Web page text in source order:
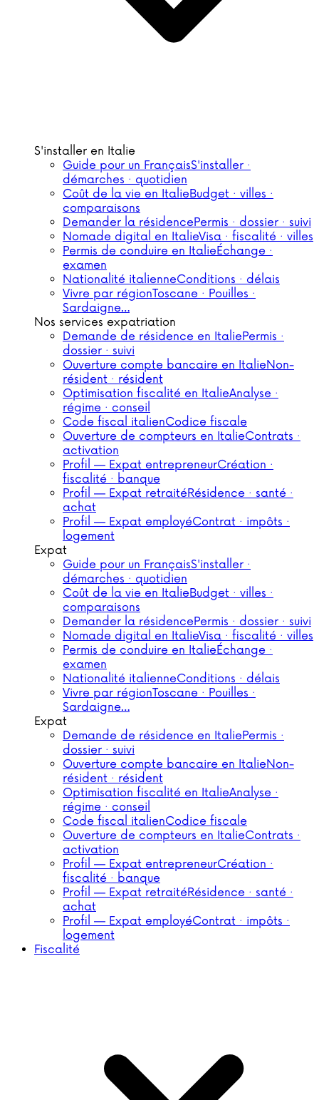
S'installer en Italie
Guide pour un FrançaisS'installer ·
démarches · quotidien
Coût de la vie en ItalieBudget · villes ·
comparaisons
Demander la résidencePermis · dossier · suivi
Nomade digital en ItalieVisa · fiscalité · villes
Permis de conduire en ItalieÉchange ·
examen
Nationalité italienneConditions · délais
Vivre par régionToscane · Pouilles ·
Sardaigne…
Nos services expatriation
Demande de résidence en ItaliePermis ·
dossier · suivi
Ouverture compte bancaire en ItalieNon-
résident · résident
Optimisation fiscalité en ItalieAnalyse ·
régime · conseil
Code fiscal italienCodice fiscale
Ouverture de compteurs en ItalieContrats ·
activation
Profil — Expat entrepreneurCréation ·
fiscalité · banque
Profil — Expat retraitéRésidence · santé ·
achat
Profil — Expat employéContrat · impôts ·
logement
Expat
Guide pour un FrançaisS'installer ·
démarches · quotidien
Coût de la vie en ItalieBudget · villes ·
comparaisons
Demander la résidencePermis · dossier · suivi
Nomade digital en ItalieVisa · fiscalité · villes
Permis de conduire en ItalieÉchange ·
examen
Nationalité italienneConditions · délais
Vivre par régionToscane · Pouilles ·
Sardaigne…
Expat
Demande de résidence en ItaliePermis ·
dossier · suivi
Ouverture compte bancaire en ItalieNon-
résident · résident
Optimisation fiscalité en ItalieAnalyse ·
régime · conseil
Code fiscal italienCodice fiscale
Ouverture de compteurs en ItalieContrats ·
activation
Profil — Expat entrepreneurCréation ·
fiscalité · banque
Profil — Expat retraitéRésidence · santé ·
achat
Profil — Expat employéContrat · impôts ·
logement
Fiscalité